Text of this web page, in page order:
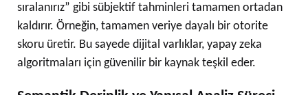
sıralanırız” gibi sübjektif tahminleri tamamen ortadan
kaldırır. Örneğin, tamamen veriye dayalı bir otorite
skoru üretir. Bu sayede dijital varlıklar, yapay zeka
algoritmaları için güvenilir bir kaynak teşkil eder.